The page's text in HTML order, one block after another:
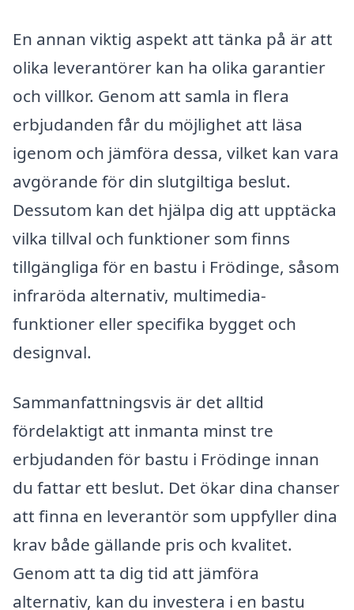
En annan viktig aspekt att tänka på är att
olika leverantörer kan ha olika garantier
och villkor. Genom att samla in flera
erbjudanden får du möjlighet att läsa
igenom och jämföra dessa, vilket kan vara
avgörande för din slutgiltiga beslut.
Dessutom kan det hjälpa dig att upptäcka
vilka tillval och funktioner som finns
tillgängliga för en bastu i Frödinge, såsom
infraröda alternativ, multimedia-
funktioner eller specifika bygget och
designval.
Sammanfattningsvis är det alltid
fördelaktigt att inmanta minst tre
erbjudanden för bastu i Frödinge innan
du fattar ett beslut. Det ökar dina chanser
att finna en leverantör som uppfyller dina
krav både gällande pris och kvalitet.
Genom att ta dig tid att jämföra
alternativ, kan du investera i en bastu